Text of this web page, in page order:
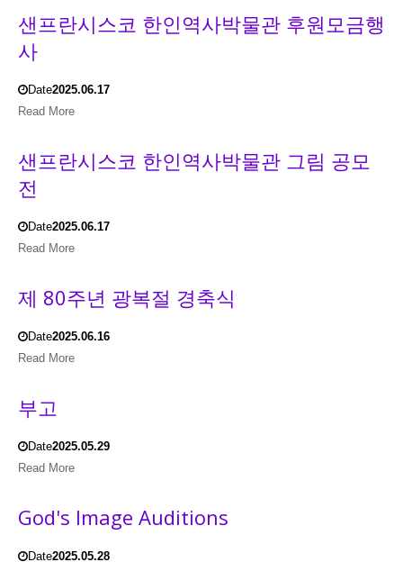
샌프란시스코 한인역사박물관 후원모금행
사
Date2025.06.17
Read More
샌프란시스코 한인역사박물관 그림 공모
전
Date2025.06.17
Read More
제 80주년 광복절 경축식
Date2025.06.16
Read More
부고
Date2025.05.29
Read More
God's Image Auditions
Date2025.05.28